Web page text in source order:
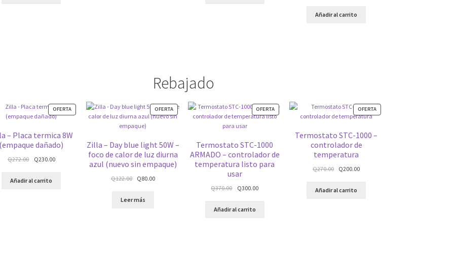
Añadir al carrito
Rebajado
OFERTAPRODUCTO
EN
– Placa termica 8W
dañado)
Q272.00 Q230.00
Añadir al carrito
OFERTAPRODUCTO
EN
Zilla – Day blue light 50W –
foco de calor de luz diurna
azul (nuevo sin empaque)
Q122.00 Q80.00
Leer más
OFERTAPRODUCTO
EN
Termostato STC-1000
ARMADO – controlador de
temperatura listo para
usar
Q370.00 Q300.00
Añadir al carrito
OFERTAPRODUCTO
EN
Termostato STC-1000 –
controlador de
temperatura
Q270.00 Q200.00
Añadir al carrito